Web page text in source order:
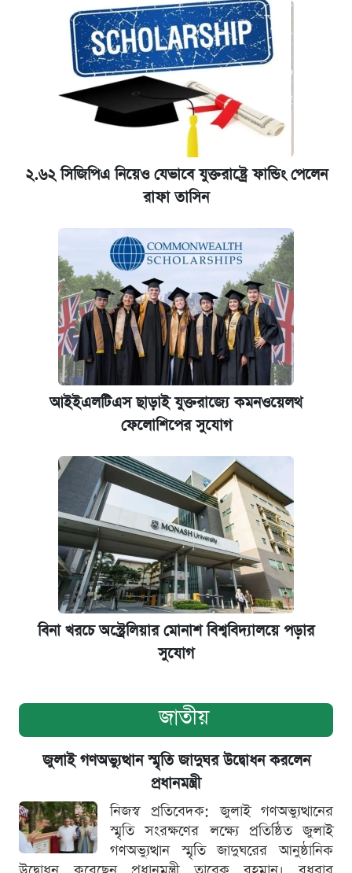
২.৬২ সিজিপিএ নিয়েও যেভাবে যুক্তরাষ্ট্রে ফান্ডিং পেলেন
রাফা তাসিন
আইইএলটিএস ছাড়াই যুক্তরাজ্যে কমনওয়েলথ
ফেলোশিপের সুযোগ
বিনা খরচে অস্ট্রেলিয়ার মোনাশ বিশ্ববিদ্যালয়ে পড়ার
সুযোগ
জাতীয়
জুলাই গণঅভ্যুত্থান স্মৃতি জাদুঘর উদ্বোধন করলেন
প্রধানমন্ত্রী
নিজস্ব প্রতিবেদক: জুলাই গণঅভ্যুত্থানের
স্মৃতি সংরক্ষণের লক্ষ্যে প্রতিষ্ঠিত জুলাই
গণঅভ্যুত্থান স্মৃতি জাদুঘরের আনুষ্ঠানিক